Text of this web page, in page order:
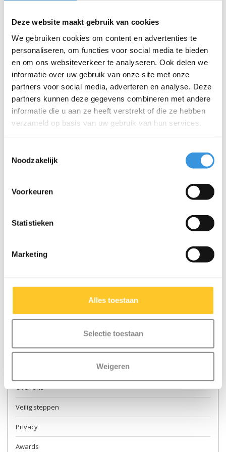
Deze website maakt gebruik van cookies
We gebruiken cookies om content en advertenties te
personaliseren, om functies voor social media te bieden
en om ons websiteverkeer te analyseren. Ook delen we
informatie over uw gebruik van onze site met onze
partners voor social media, adverteren en analyse. Deze
partners kunnen deze gegevens combineren met andere
informatie die u aan ze heeft verstrekt of die ze hebben
verzameld op basis van uw gebruik van hun services.
Noodzakelijk
Voorkeuren
Statistieken
Marketing
Alles toestaan
Selectie toestaan
Weigeren
*
Telefoon:
Onderwerp:*
* Verplichte velden
Contact & openingstijden
Retourneren
Over ons
Veilig steppen
Privacy
Awards